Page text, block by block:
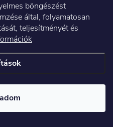
böngészést
által, folyamatosan
teljesítményét és
Fiókos komód világítás QIU
2D1K kék
24 912 Ft ÁFA nélkül